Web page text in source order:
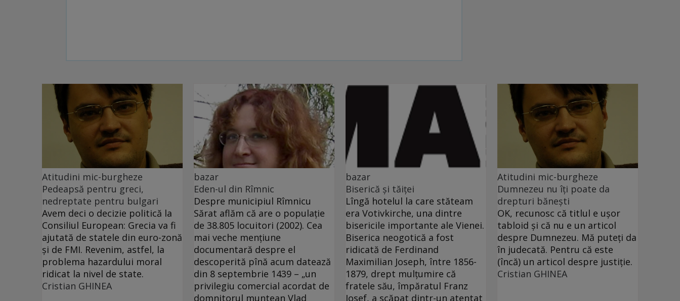
Atitudini mic-burgheze
Pedeapsă pentru greci,
nedreptate pentru bulgari
Avem deci o decizie politică la
Consiliul European: Grecia va fi
ajutată de statele din euro-zonă
şi de FMI. Revenim, astfel, la
problema hazardului moral
ridicat la nivel de state.
Cristian GHINEA
bazar
Eden-ul din Rîmnic
Despre municipiul Rîmnicu
Sărat aflăm că are o populaţie
de 38.805 locuitori (2002). Cea
mai veche menţiune
documentară despre el
descoperită pînă acum datează
din 8 septembrie 1439 – „un
privilegiu comercial acordat de
domnitorul muntean Vlad
bazar
Biserică şi tăiţei
Lîngă hotelul la care stăteam
era Votivkirche, una dintre
bisericile importante ale Vienei.
Biserica neogotică a fost
ridicată de Ferdinand
Maximilian Joseph, între 1856-
1879, drept mulţumire că
fratele său, împăratul Franz
Josef, a scăpat dintr-un atentat
Atitudini mic-burgheze
Dumnezeu nu îţi poate da
drepturi băneşti
OK, recunosc că titlul e uşor
tabloid şi că nu e un articol
despre Dumnezeu. Mă puteţi da
în judecată. Pentru că este
(încă) un articol despre justiţie.
Cristian GHINEA